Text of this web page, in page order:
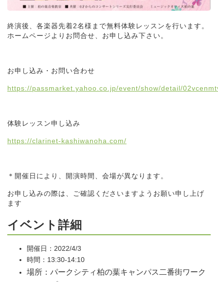
終演後、各楽器先着2名様まで無料体験レッスンを行います。
ホームページよりお問合せ、お申し込み下さい。
お申し込み・お問い合わせ
https://passmarket.yahoo.co.jp/event/show/detail/
体験レッスン申し込み
https://clarinet-kashiwanoha.com/
＊開催日により、開演時間、会場が異なります。
お申し込みの際は、ご確認くださいますようお願い申し上げ
ます
イベント詳細
開催日：2022/4/3
時間：13:30-14:10
場所：パークシティ柏の葉キャンパス二番街ワーク